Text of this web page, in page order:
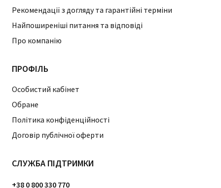
Рекомендації з догляду та гарантійні терміни
Найпоширеніші питання та відповіді
Про компанію
ПРОФІЛЬ
Особистий кабінет
Обране
Політика конфіденційності
Договір публічної оферти
СЛУЖБА ПІДТРИМКИ
+38 0 800 330 770